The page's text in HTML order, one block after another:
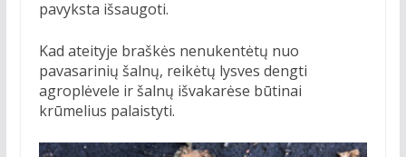
pavyksta išsaugoti.
Kad ateityje braškės nenukentėtų nuo
pavasarinių šalnų, reikėtų lysves dengti
agroplėvele ir šalnų išvakarėse būtinai
krūmelius palaistyti.